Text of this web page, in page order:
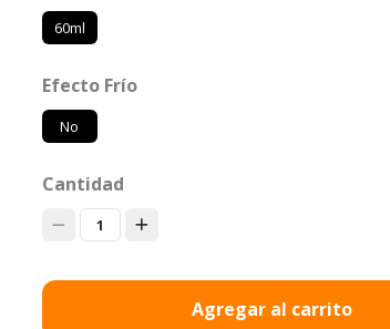
60ml
Efecto Frío
No
Cantidad
1
Agregar al carrito